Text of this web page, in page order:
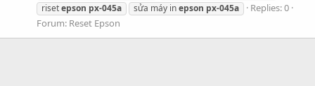
risetepson px-045a sửa máy inepson px-045a
Replies: 0
Forum: Reset Epson